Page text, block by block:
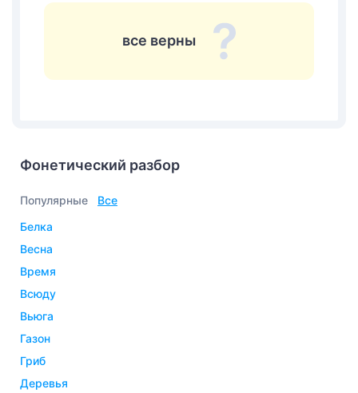
все верны
Фонетический разбор
Популярные
Все
белка
весна
время
всюду
вьюга
газон
гриб
деревья